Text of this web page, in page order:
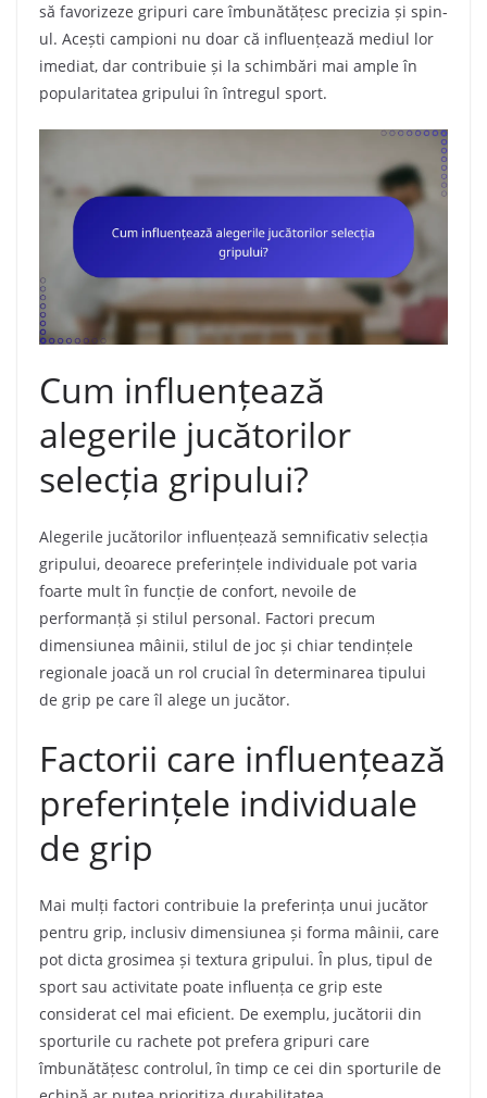
să favorizeze gripuri care îmbunătățesc precizia și spin-
ul. Acești campioni nu doar că influențează mediul lor
imediat, dar contribuie și la schimbări mai ample în
popularitatea gripului în întregul sport.
Cum influențează
alegerile jucătorilor
selecția gripului?
Alegerile jucătorilor influențează semnificativ selecția
gripului, deoarece preferințele individuale pot varia
foarte mult în funcție de confort, nevoile de
performanță și stilul personal. Factori precum
dimensiunea mâinii, stilul de joc și chiar tendințele
regionale joacă un rol crucial în determinarea tipului
de grip pe care îl alege un jucător.
Factorii care influențează
preferințele individuale
de grip
Mai mulți factori contribuie la preferința unui jucător
pentru grip, inclusiv dimensiunea și forma mâinii, care
pot dicta grosimea și textura gripului. În plus, tipul de
sport sau activitate poate influența ce grip este
considerat cel mai eficient. De exemplu, jucătorii din
sporturile cu rachete pot prefera gripuri care
îmbunătățesc controlul, în timp ce cei din sporturile de